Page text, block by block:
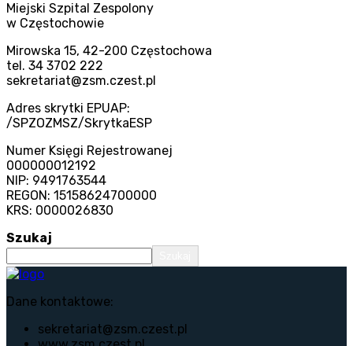
Miejski Szpital Zespolony
w Częstochowie
Mirowska 15, 42-200 Częstochowa
tel. 34 3702 222
sekretariat@zsm.czest.pl
Adres skrytki EPUAP:
/SPZOZMSZ/SkrytkaESP
Numer Księgi Rejestrowanej
000000012192
NIP: 9491763544
REGON: 15158624700000
KRS: 0000026830
Szukaj
Dane kontaktowe:
sekretariat@zsm.czest.pl